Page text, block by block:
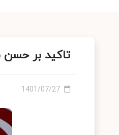
تاکید بر
1401/07/27